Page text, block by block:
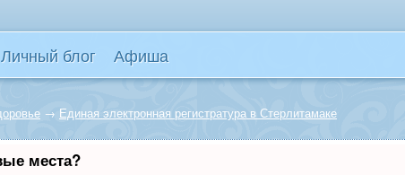
Личный блог Афиша
→ Единая электронная регистратура в Стерлитамаке
места?